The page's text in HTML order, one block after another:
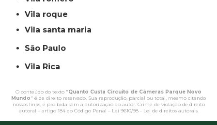
vila roque
vila santa maria
São Paulo
Vila Rica
O conteúdo do texto "Quanto Custa Circuito de Câmeras Parque Novo
Mundo" é de direito reservado. Sua reprodução, parcial ou total, mesmo citando
nossos links, é proibida sem a autorização do autor. Crime de violação de direito
autoral – artigo 184 do Código Penal – Lei 9610/98 - Lei de direitos autorais.